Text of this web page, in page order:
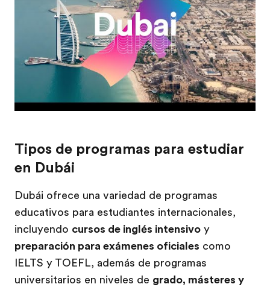
Tipos de programas para estudiar
en Dubái
Dubái ofrece una variedad de programas
educativos para estudiantes internacionales,
incluyendo cursos de inglés intensivo y
preparación para exámenes oficiales como
IELTS y TOEFL, además de programas
universitarios en niveles de grado, másteres y